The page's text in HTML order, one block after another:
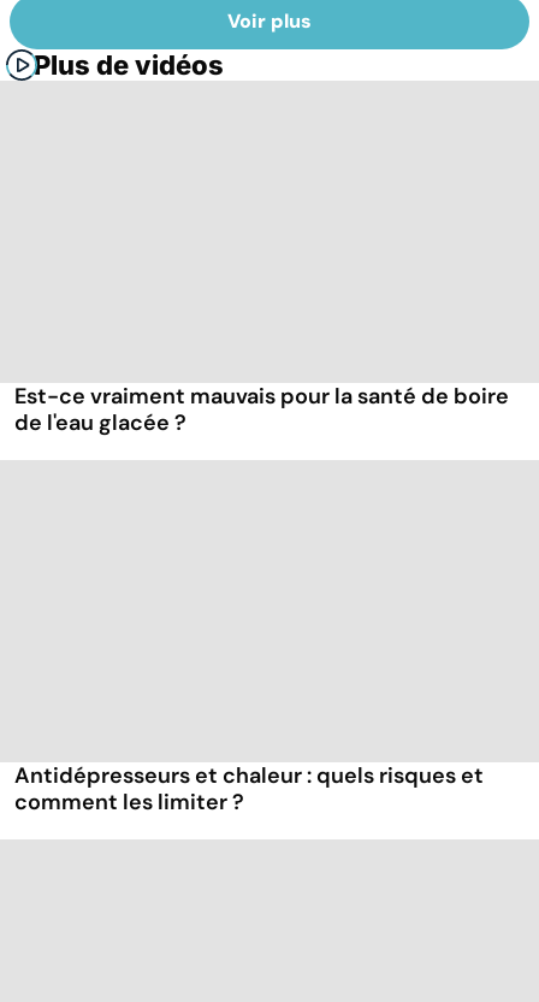
Voir plus
Plus de vidéos
Est-ce vraiment mauvais pour la santé de boire
de l'eau glacée ?
Antidépresseurs et chaleur : quels risques et
comment les limiter ?